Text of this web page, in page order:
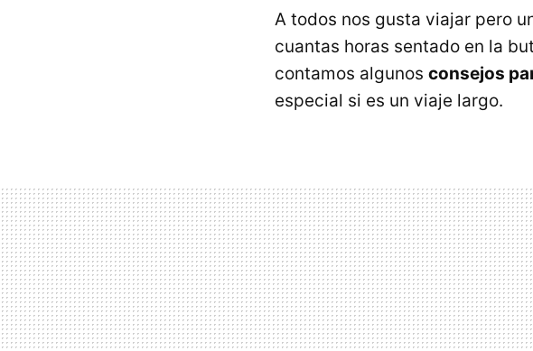
A todos nos gusta viajar pero
cuantas horas sentado en la
contamos algunos consejos
especial si es un viaje largo.